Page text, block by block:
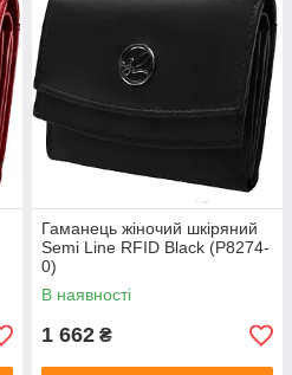
Гаманець жіночий шкіряний
Semi Line RFID Black (P8274-
0)
В наявності
1 662 ₴